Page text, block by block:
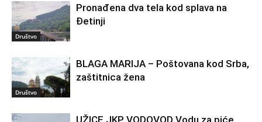
Društvo
Pronađena dva tela kod splava na
Đetinji
Društvo
BLAGA MARIJA – Poštovana kod Srba,
zaštitnica žena
UŽICE JKP VODOVOD Vodu za piće